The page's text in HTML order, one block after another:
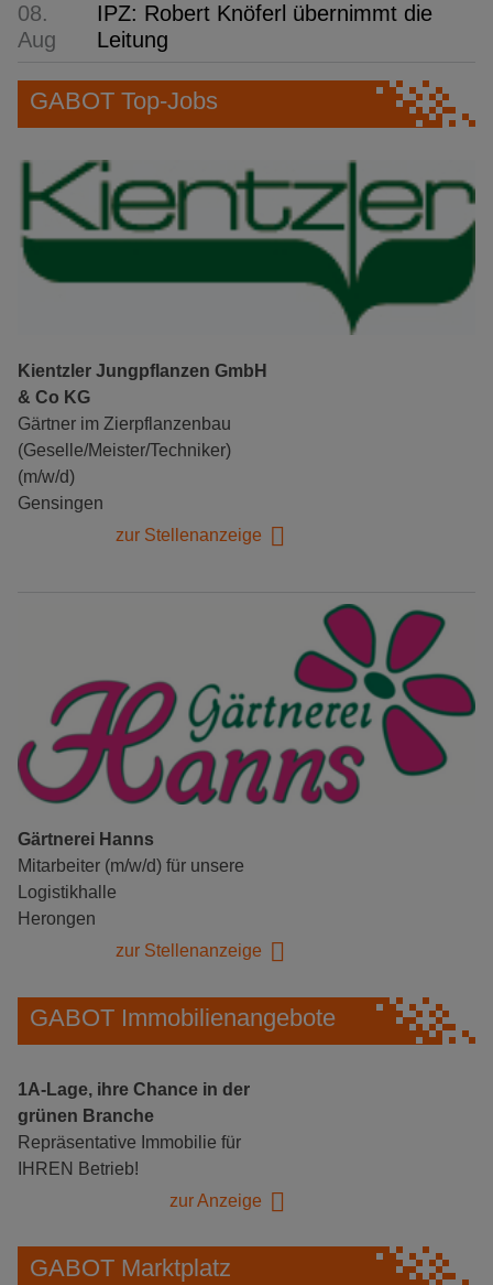
08.
Aug
IPZ: Robert Knöferl übernimmt die
Leitung
GABOT Top-Jobs
Kientzler Jungpflanzen GmbH
& Co KG
Gärtner im Zierpflanzenbau
(Geselle/Meister/Techniker)
(m/w/d)
Gensingen
zur Stellenanzeige
Gärtnerei Hanns
Mitarbeiter (m/w/d) für unsere
Logistikhalle
Herongen
zur Stellenanzeige
GABOT Immobilienangebote
1A-Lage, ihre Chance in der
grünen Branche
Repräsentative Immobilie für
IHREN Betrieb!
zur Anzeige
GABOT Marktplatz